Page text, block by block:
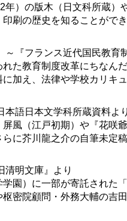
）の版木（日文科所蔵）
印刷の歴史を知ることがで
『フランス近代国民教育
た教育制度改革にちなん
加え、法律や学校カリキ
語日本文学科所蔵資料より
風（江戸初期）や『花咲
に芥川龍之介の自筆未定
明文庫』より
園）に一部が寄託された
密院顧問・外務大輔の吉